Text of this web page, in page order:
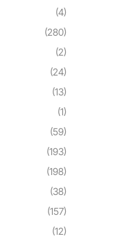
(4)
(280)
(2)
(24)
(13)
(1)
(59)
(193)
(198)
(38)
(157)
(12)